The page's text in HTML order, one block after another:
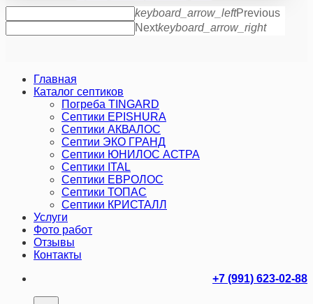
keyboard_arrow_leftPrevious
Nextkeyboard_arrow_right
Главная
Каталог септиков
Погреба TINGARD
Септики EPISHURA
Септики АКВАЛОС
Септии ЭКО ГРАНД
Септики ЮНИЛОС АСТРА
Септики ITAL
Септики ЕВРОЛОС
Септики ТОПАС
Септики КРИСТАЛЛ
Услуги
Фото работ
Отзывы
Контакты
+7 (991) 623-02-88